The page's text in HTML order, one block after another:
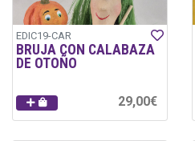
EDIC19-CAR
BRUJA CON CALABAZA
DE OTOÑO
29,00€